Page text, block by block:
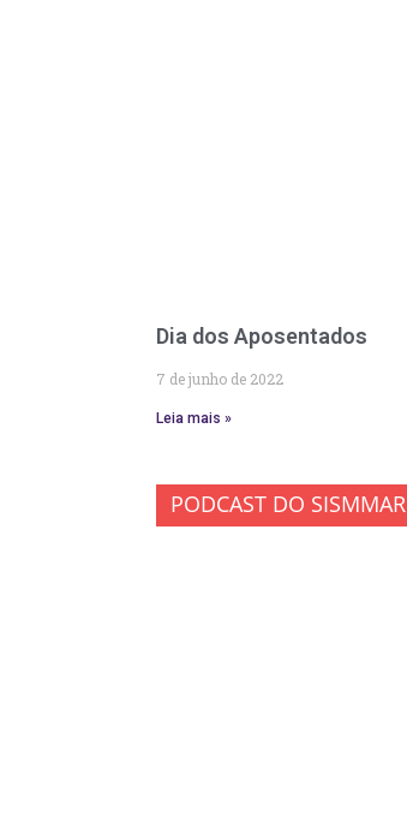
Dia dos Aposentados
7 de junho de 2022
Leia mais »
PODCAST DO SISMMAR